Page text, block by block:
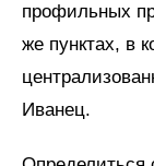
профильных
же пунктах, в
Иванец.